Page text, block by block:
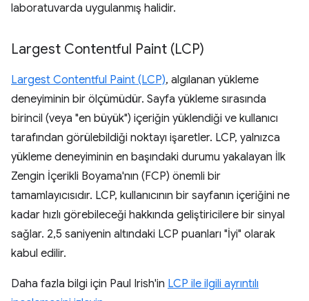
laboratuvarda uygulanmış halidir.
Largest Contentful Paint (LCP)
Largest Contentful Paint (LCP), algılanan yükleme
deneyiminin bir ölçümüdür. Sayfa yükleme sırasında
birincil (veya "en büyük") içeriğin yüklendiği ve kullanıcı
tarafından görülebildiği noktayı işaretler. LCP, yalnızca
yükleme deneyiminin en başındaki durumu yakalayan İlk
Zengin İçerikli Boyama'nın (FCP) önemli bir
tamamlayıcısıdır. LCP, kullanıcının bir sayfanın içeriğini ne
kadar hızlı görebileceği hakkında geliştiricilere bir sinyal
sağlar. 2,5 saniyenin altındaki LCP puanları "İyi" olarak
kabul edilir.
Daha fazla bilgi için Paul Irish'in LCP ile ilgili ayrıntılı